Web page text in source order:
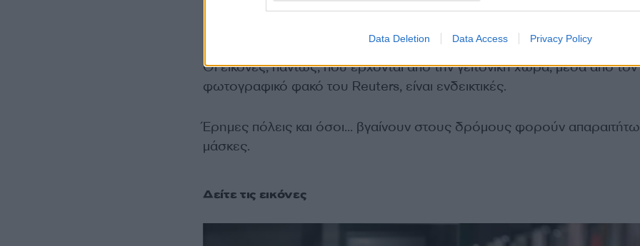
Data Deletion Data Access Privacy Policy
Οι εικόνες, πάντως, που έρχονται από την γειτονική χώρα, μέσα από τον
φωτογραφικό φακό του Reuters, είναι ενδεικτικές.
Έρημες πόλεις και όσοι… βγαίνουν στους δρόμους φορούν
μάσκες.
Δείτε τις εικόνες